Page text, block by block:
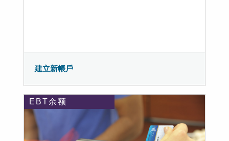
建立新帳戶
EBT余额